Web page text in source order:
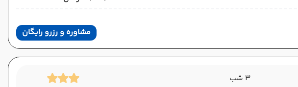
مشاوره و رزرو رایگان
3 شب